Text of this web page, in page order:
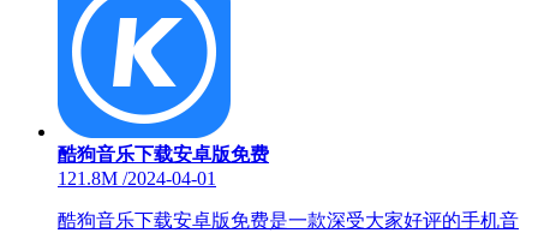
酷狗音乐下载安卓版免费
121.8M /2024-04-01
酷狗音乐下载安卓版免费是一款深受大家好评的手机音